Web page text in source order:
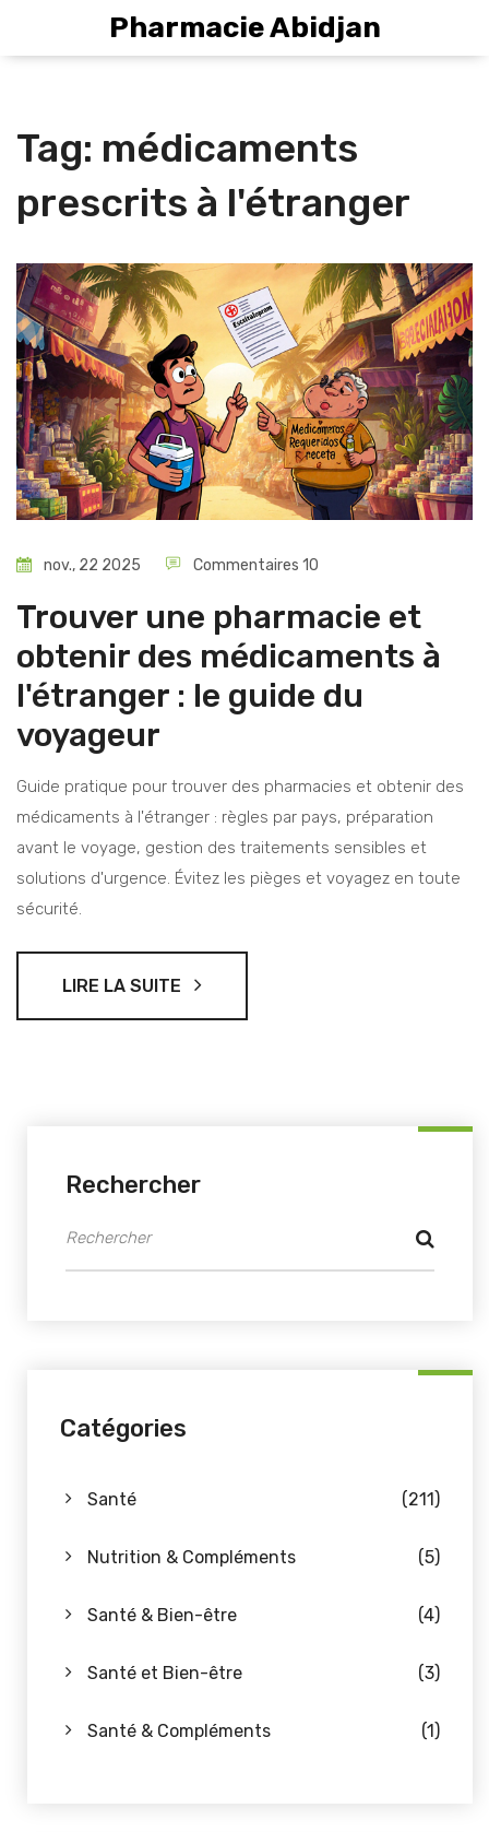
Pharmacie Abidjan
Tag: médicaments
prescrits à l'étranger
nov., 22 2025 Commentaires 10
Trouver une pharmacie et
obtenir des médicaments à
l'étranger : le guide du
voyageur
Guide pratique pour trouver des pharmacies et obtenir des
médicaments à l'étranger : règles par pays, préparation
avant le voyage, gestion des traitements sensibles et
solutions d'urgence. Évitez les pièges et voyagez en toute
sécurité.
LIRE LA SUITE
Rechercher
Catégories
Santé (211)
Nutrition & Compléments (5)
Santé & Bien-être (4)
Santé et Bien-être (3)
Santé & Compléments (1)